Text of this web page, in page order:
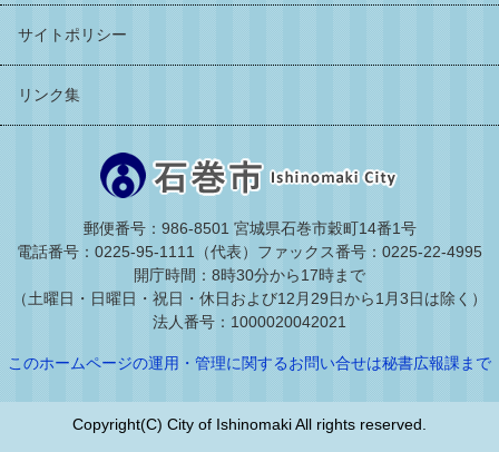
サイトポリシー
リンク集
郵便番号：986-8501 宮城県石巻市穀町14番1号
電話番号：0225-95-1111（代表） ファックス番号：0225-22-4995
開庁時間：8時30分から17時まで
（土曜日・日曜日・祝日・休日および12月29日から1月3日は除く）
法人番号：1000020042021
このホームページの運用・管理に関するお問い合せは秘書広報課まで
Copyright(C) City of Ishinomaki All rights reserved.